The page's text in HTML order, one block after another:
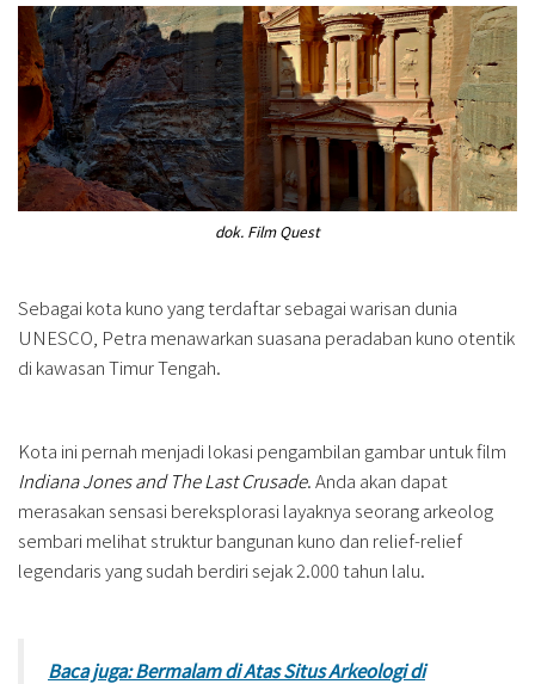
dok. Film Quest
Sebagai kota kuno yang terdaftar sebagai warisan dunia
UNESCO, Petra menawarkan suasana peradaban kuno otentik
di kawasan Timur Tengah.
Kota ini pernah menjadi lokasi pengambilan gambar untuk film
Indiana Jones and The Last Crusade. Anda akan dapat
merasakan sensasi bereksplorasi layaknya seorang arkeolog
sembari melihat struktur bangunan kuno dan relief-relief
legendaris yang sudah berdiri sejak 2.000 tahun lalu.
Baca juga: Bermalam di Atas Situs Arkeologi di